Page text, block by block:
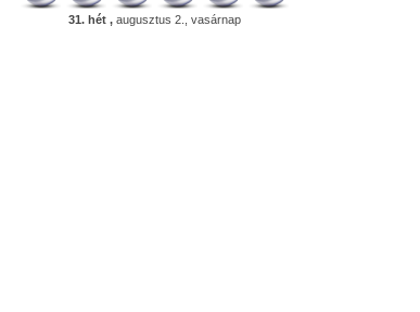
31. hét , augusztus 2., vasárnap